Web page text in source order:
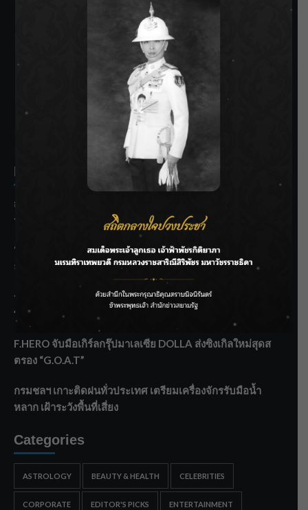
SIAMRATH VARIETY
THE BEST ENTERTAINMENT
Recent Posts
กรมชลฯ รับฟังประชาชน ติดตามแก้ปัญหาโครงการประตู
ระบายน้ำศรีสองรักฯ
‘แมน การิน’ แชร์ความเชื่อชวนคิด! “อยากกินอะไรหลังจาก
ลาโลกนี้ ให้ใส่บาตรสิ่งนั้นไว้ตอนยังมีชีวิต”
ราชเลขานุการในพระองค์ฯ ติดตามโครงการหุบกะพง–ห้วย
ทรายใต้ เสริมความมั่นคงน้ำเพชรบุรี
F.HERO จับมือเกิร์ลกรุ๊ปมาเลเซีย DOLLA ส่งซิงเกิลใหม่สุดส
ตรอง “G.O.A.T”
กรมชลฯ เกาะติดฝนทั่วประเทศ เตรียมเครื่องจักรรับมือน้ำ
หลาก เฝ้าระวังพื้นที่เสี่ยง
Categories
ASTROLOGY BEAUTY & HEALTH CELEBRITIES
CORPORATE EDITOR'S PICKS ENTERTAINMENT